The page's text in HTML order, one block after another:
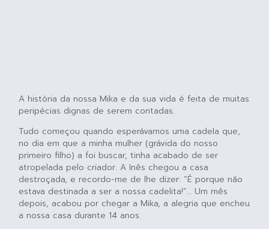
A história da nossa Mika e da sua vida é feita de muitas
peripécias dignas de serem contadas.
Tudo começou quando esperávamos uma cadela que,
no dia em que a minha mulher (grávida do nosso
primeiro filho) a foi buscar, tinha acabado de ser
atropelada pelo criador. A Inês chegou a casa
destroçada, e recordo-me de lhe dizer: “É porque não
estava destinada a ser a nossa cadelita!”… Um mês
depois, acabou por chegar a Mika, a alegria que encheu
a nossa casa durante 14 anos.